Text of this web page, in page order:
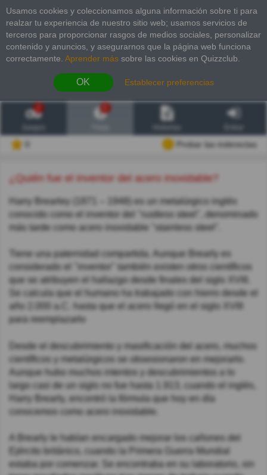
Usamos cookies y coleccionamos alguna información sobre ti para
realzar tu experiencia de nuestro sitio web; usamos servicios de
terceros para proporcionar rasgos de medios sociales, personalizar
contenido y anuncios, y asegurarnos que la página web funciona
correctamente. Aprender más sobre las cookies en Quizzclub.
OK Establecer preferencias
2
Probar las inderectas
¿Quién fue el inventor del acero inoxidable?
Harry Brearley (1871 – 1948) es un metalúrgico inglés
conocido como el inventor del "rustless steel", denominado
más tarde como acero inoxidable "stainless steel".
Tiene una paternidad compartida. Aunque Brearly es
considerado el "inventor" también existen otros científicos
que se atribuyen el hallazgo desde finales del siglo XVIII.
Se calcula que el humano ha trabajado con hierro desde el
año 2.000 a.C. hasta que el acero llegó en el siglo XVIII
para reemplazarlo
Desde el descubrimiento y masificación del acero, muchos
científicos y metalúrgicos se obsesionaron en mejorarlo.
Aunque hubo muchos intentos y descubrimientos a lo
largo casi de un siglo no fue hasta 1.913, cuando el inglés,
Harry Brearly, encontró la fórmula que hoy en día
conocemos como acero inoxidable.
A Brearly le habían encargado mejorar los cañones del
Ejército británico, cuando la Primera Guerra Mundial
estaba por comenzar. Se encontraba en su laboratorio, sin